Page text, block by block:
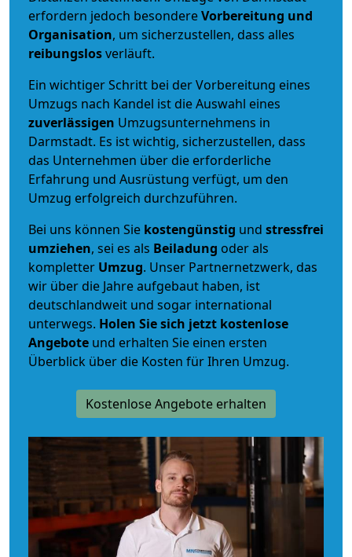
erfordern jedoch besondereVorbereitung und
Organisation, um sicherzustellen, dass alles
reibungslosverläuft.
Ein wichtiger Schritt bei der Vorbereitung eines
Umzugs nach Kandel ist die Auswahl eines
zuverlässigen Umzugsunternehmens in
Darmstadt. Es ist wichtig, sicherzustellen, dass
das Unternehmen über die erforderliche
Erfahrung und Ausrüstung verfügt, um den
Umzug erfolgreich durchzuführen.
Bei uns können Sie kostengünstig und stressfrei
umziehen, sei es als Beiladung oder als
kompletter Umzug. Unser Partnernetzwerk, das
wir über die Jahre aufgebaut haben, ist
deutschlandweit und sogar international
unterwegs. Holen Sie sich jetzt kostenlose
Angebote und erhalten Sie einen ersten
Überblick über die Kosten für Ihren Umzug.
Kostenlose Angebote erhalten